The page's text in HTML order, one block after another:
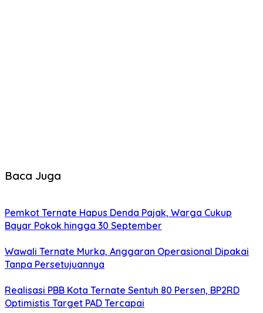
Baca Juga
Pemkot Ternate Hapus Denda Pajak, Warga Cukup
Bayar Pokok hingga 30 September
Wawali Ternate Murka, Anggaran Operasional Dipakai
Tanpa Persetujuannya
Realisasi PBB Kota Ternate Sentuh 80 Persen, BP2RD
Optimistis Target PAD Tercapai